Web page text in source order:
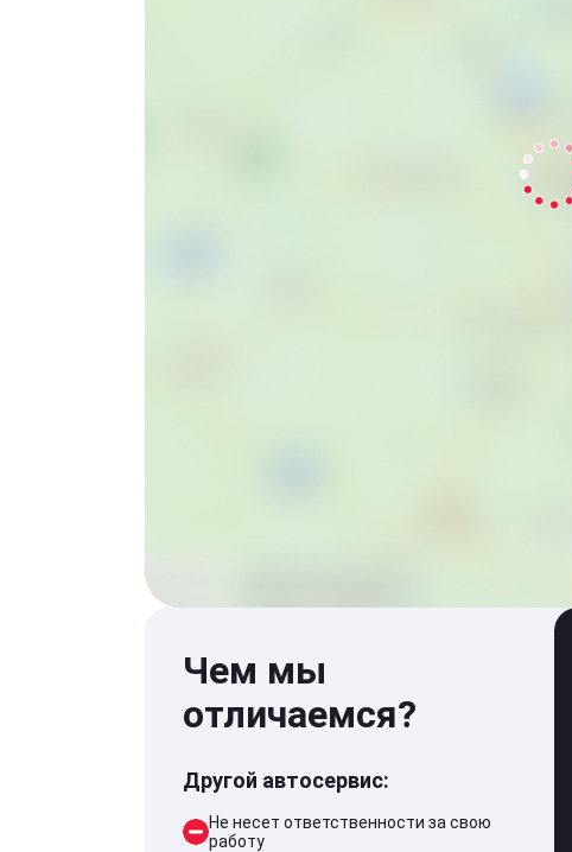
Чем мы
отличаемся?
Другой автосервис:
Не несет ответственности за свою
работу